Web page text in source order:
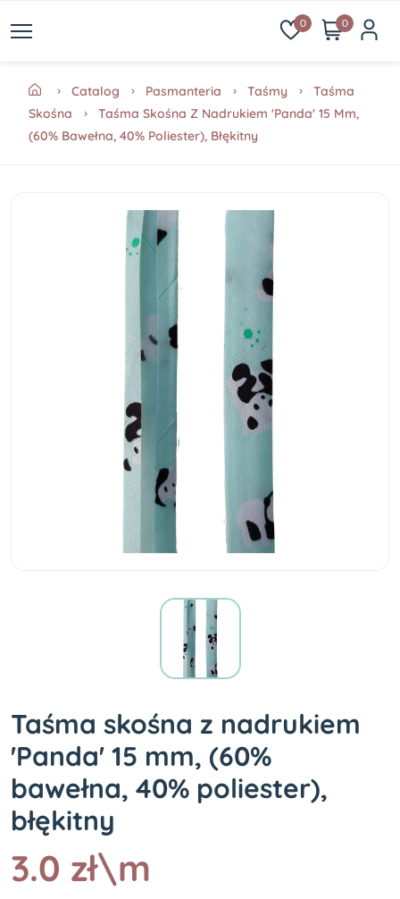
0 0
Catalog Pasmanteria Taśmy
Taśma
Skośna
Taśma Skośna Z Nadrukiem 'Panda' 15 Mm,
(60% Bawełna, 40% Poliester), Błękitny
Taśma skośna z nadrukiem
'Panda' 15 mm, (60%
bawełna, 40% poliester),
błękitny
3.0 zł\m